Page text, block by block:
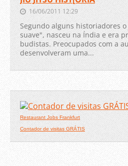
16/06/2011 12:29
Segundo alguns historiadores
suave", nasceu na Índia e era
budistas. Preocupados com a
desenvolveram uma...
Restaurant Jobs Frankfurt
Contador de visitas GRÁTIS